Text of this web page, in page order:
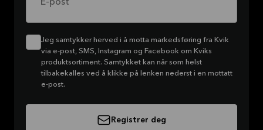
E-post
Jeg samtykker herved i å motta markedsføring fra Kvik
via e-post, SMS, Instagram og Facebook om Kviks
produktsortiment. Samtykket kan når som helst
tilbakekalles ved å klikke på lenken nederst i en mottatt
e-post.
Registrer deg